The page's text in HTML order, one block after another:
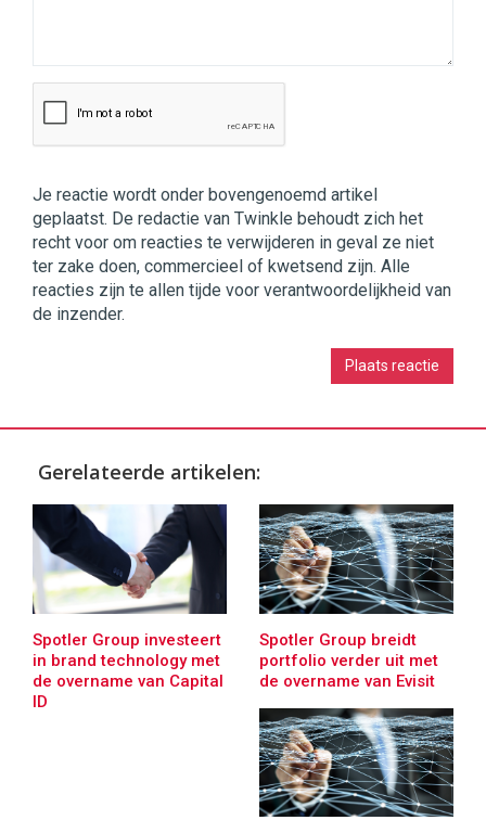
Je reactie wordt onder bovengenoemd artikel
geplaatst. De redactie van Twinkle behoudt zich het
recht voor om reacties te verwijderen in geval ze niet
ter zake doen, commercieel of kwetsend zijn. Alle
reacties zijn te allen tijde voor verantwoordelijkheid van
de inzender.
Gerelateerde artikelen:
Spotler Group investeert
in brand technology met
de overname van Capital
ID
Spotler Group breidt
portfolio verder uit met
de overname van Evisit